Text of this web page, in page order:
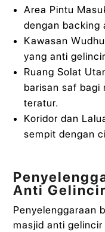
Area Pintu
dengan backing
Kawasan
yang anti
Ruang Solat
barisan saf bagi
teratur.
Koridor dan
sempit dengan
Anti Gelincir
Penyelenggaraan
masjid anti